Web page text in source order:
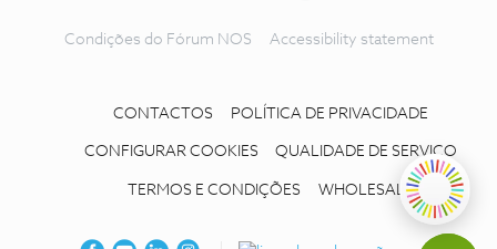
Condições do Fórum NOS Accessibility statement
CONTACTOS POLÍTICA DE PRIVACIDADE
CONFIGURAR COOKIES QUALIDADE DE SERVIÇO
TERMOS E CONDIÇÕES WHOLESALE